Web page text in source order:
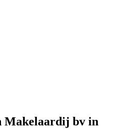
Makelaardij bv in